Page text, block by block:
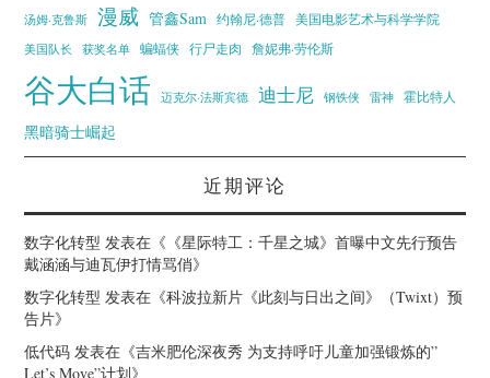
汤姆·克鲁斯 漫威 管鑫Sam 约翰尼·德普
美国电影艺术与科学学院
美国队长
获奖名单 蝙蝠侠 行尸走肉 詹妮弗·劳伦斯
谷大白话 迈克尔·法斯宾德 迪士尼 钢铁侠 雷神 霍比特人
黑暗骑士崛起
近期评论
数字化转型 发表在《 《星际特工：千星之城》首曝中文先行预告
戴涵涵与迪瓦伊打情骂俏》
数字化转型 发表在《科波拉新片《此刻与日出之间》（Twixt）预
告片》
低代码 发表在《吉米肥伦深夜秀 为支持呼吁儿童加强锻炼的”
Let’s Move”计划》